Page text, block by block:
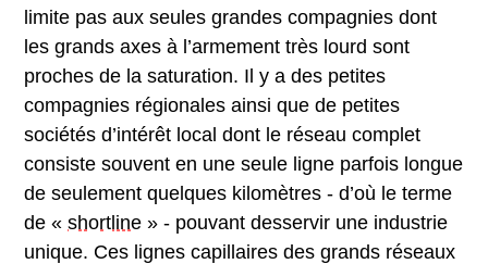
limite pas aux seules grandes compagnies dont
les grands axes à l’armement très lourd sont
proches de la saturation. Il y a des petites
compagnies régionales ainsi que de petites
sociétés d’intérêt local dont le réseau complet
consiste souvent en une seule ligne parfois longue
de seulement quelques kilomètres - d’où le terme
de « shortline » - pouvant desservir une industrie
unique. Ces lignes capillaires des grands réseaux